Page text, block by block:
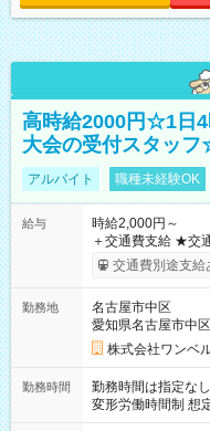
高時給2000円☆1日
大会の受付スタッ
アルバイト 職種未経験OK
給与
時給2,000円～
＋交通費支給 ★交通費一部支給！ ┗1日500円を超えた分は全額
支給！ ※往復500円以
OK！（規定あり
期間なし
交通費別途支給
勤務地
名古屋市中区
愛知県名古屋市中
株式会社ワンベ
勤務時間
勤務時間は指定なし
変形労働時間制 想定労働時
10/26 全日共通 08